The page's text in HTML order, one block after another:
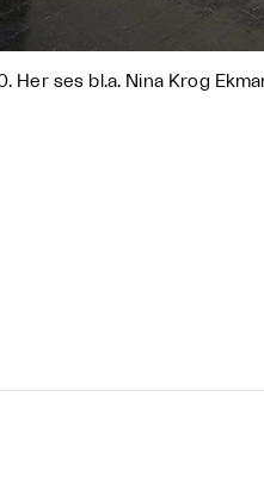
Her ses bl.a. Nina Krog